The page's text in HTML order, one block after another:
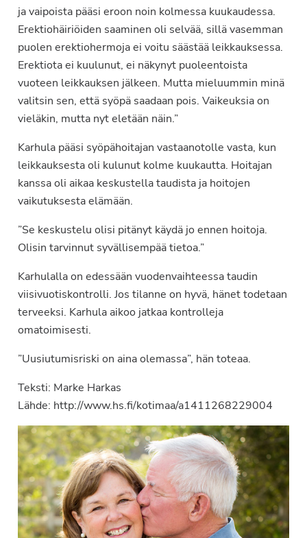
ja vaipoista pääsi eroon noin kolmessa kuukaudessa.
Erektiohäiriöiden saaminen oli selvää, sillä vasemman
puolen erektiohermoja ei voitu säästää leikkauksessa.
Erektiota ei kuulunut, ei näkynyt puoleentoista
vuoteen leikkauksen jälkeen. Mutta mieluummin minä
valitsin sen, että syöpä saadaan pois. Vaikeuksia on
vieläkin, mutta nyt eletään näin.”
Karhula pääsi syöpähoitajan vastaanotolle vasta, kun
leikkauksesta oli kulunut kolme kuukautta. Hoitajan
kanssa oli aikaa keskustella taudista ja hoitojen
vaikutuksesta elämään.
”Se keskustelu olisi pitänyt käydä jo ennen hoitoja.
Olisin tarvinnut syvällisempää tietoa.”
Karhulalla on edessään vuodenvaihteessa taudin
viisivuotiskontrolli. Jos tilanne on hyvä, hänet todetaan
terveeksi. Karhula aikoo jatkaa kontrolleja
omatoimisesti.
”Uusiutumisriski on aina olemassa”, hän toteaa.
Teksti: Marke Harkas
Lähde: http://www.hs.fi/kotimaa/a1411268229004